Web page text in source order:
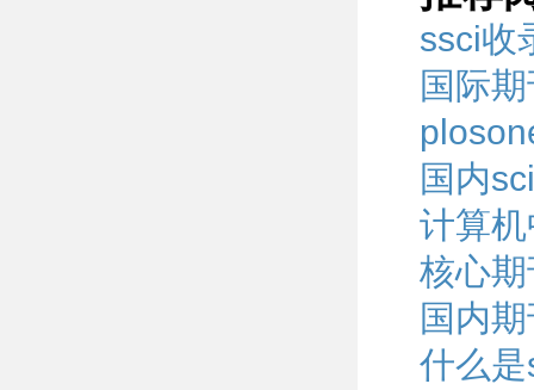
ssci收
国际
国内
计算
核心
国内
什么